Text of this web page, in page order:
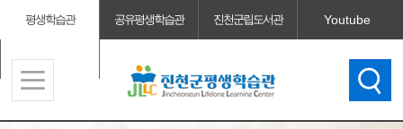
평생학습관 공유평생학습관 진천군립도서관 Youtube
진천군청